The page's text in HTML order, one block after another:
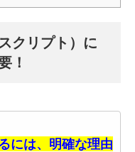
クリプト）に
！
には、明確な理由